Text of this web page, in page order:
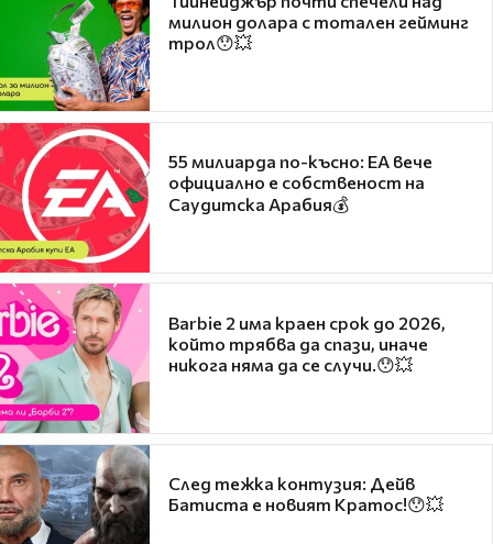
милион долара с тотален гейминг
трол😯💥
55 милиарда по-късно: EA вече
официално е собственост на
Саудитска Арабия💰
Barbie 2 има краен срок до 2026,
който трябва да спази, иначе
никога няма да се случи.😯💥
След тежка контузия: Дейв
Батиста е новият Кратос!😯💥